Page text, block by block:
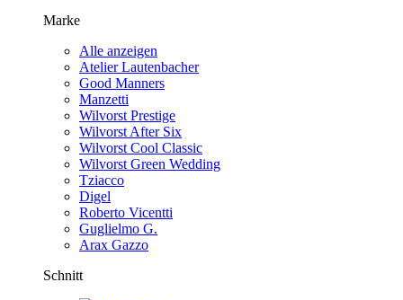
Marke
Alle anzeigen
Atelier Lautenbacher
Good Manners
Manzetti
Wilvorst Prestige
Wilvorst After Six
Wilvorst Cool Classic
Wilvorst Green Wedding
Tziacco
Digel
Roberto Vicentti
Guglielmo G.
Arax Gazzo
Schnitt